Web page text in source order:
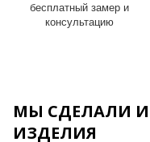
бесплатный замер и
консультацию
МЫ СДЕЛАЛИ
ИЗДЕЛИЯ